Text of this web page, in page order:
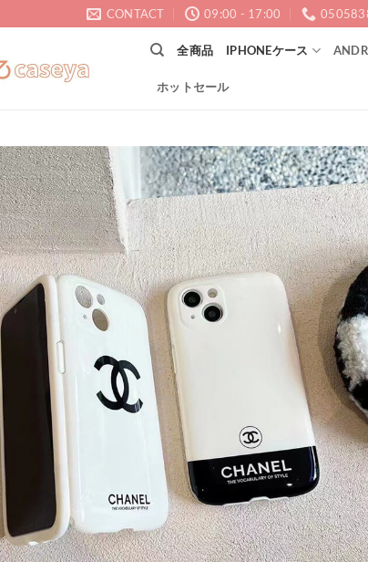
CONTACT 09:00 - 17:00
全商品 IPHONEケース
ホットセール